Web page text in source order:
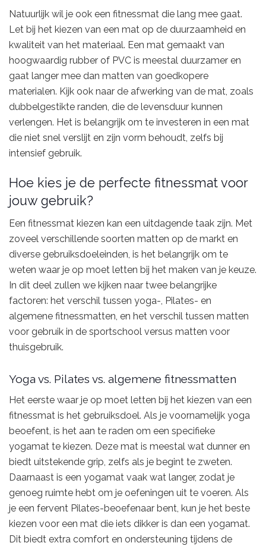
Natuurlijk wil je ook een fitnessmat die lang mee gaat.
Let bij het kiezen van een mat op de duurzaamheid en
kwaliteit van het materiaal. Een mat gemaakt van
hoogwaardig rubber of PVC is meestal duurzamer en
gaat langer mee dan matten van goedkopere
materialen. Kijk ook naar de afwerking van de mat, zoals
dubbelgestikte randen, die de levensduur kunnen
verlengen. Het is belangrijk om te investeren in een mat
die niet snel verslijt en zijn vorm behoudt, zelfs bij
intensief gebruik.
Hoe kies je de perfecte fitnessmat voor
jouw gebruik?
Een fitnessmat kiezen kan een uitdagende taak zijn. Met
zoveel verschillende soorten matten op de markt en
diverse gebruiksdoeleinden, is het belangrijk om te
weten waar je op moet letten bij het maken van je keuze.
In dit deel zullen we kijken naar twee belangrijke
factoren: het verschil tussen yoga-, Pilates- en
algemene fitnessmatten, en het verschil tussen matten
voor gebruik in de sportschool versus matten voor
thuisgebruik.
Yoga vs. Pilates vs. algemene fitnessmatten
Het eerste waar je op moet letten bij het kiezen van een
fitnessmat is het gebruiksdoel. Als je voornamelijk yoga
beoefent, is het aan te raden om een specifieke
yogamat te kiezen. Deze mat is meestal wat dunner en
biedt uitstekende grip, zelfs als je begint te zweten.
Daarnaast is een yogamat vaak wat langer, zodat je
genoeg ruimte hebt om je oefeningen uit te voeren. Als
je een fervent Pilates-beoefenaar bent, kun je het beste
kiezen voor een mat die iets dikker is dan een yogamat.
Dit biedt extra comfort en ondersteuning tijdens de